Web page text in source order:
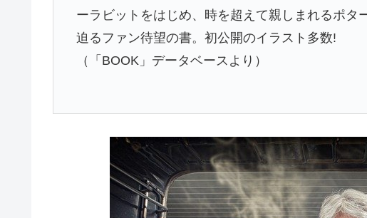
ーラビットをはじめ、時を超えて親しまれるポタ
迫るファン待望の書。初公開のイラスト多数!
（「BOOK」データベースより）